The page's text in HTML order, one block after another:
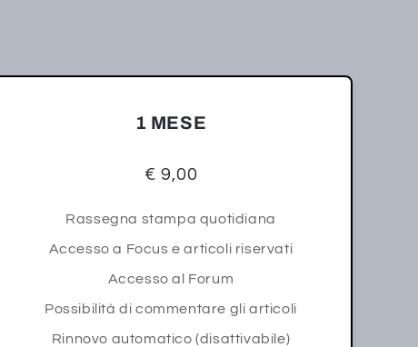
1 MESE
€ 9,00
Rassegna stampa quotidiana
Accesso a Focus e articoli riservati
Accesso al Forum
Possibilità di commentare gli articoli
Rinnovo automatico (disattivabile)